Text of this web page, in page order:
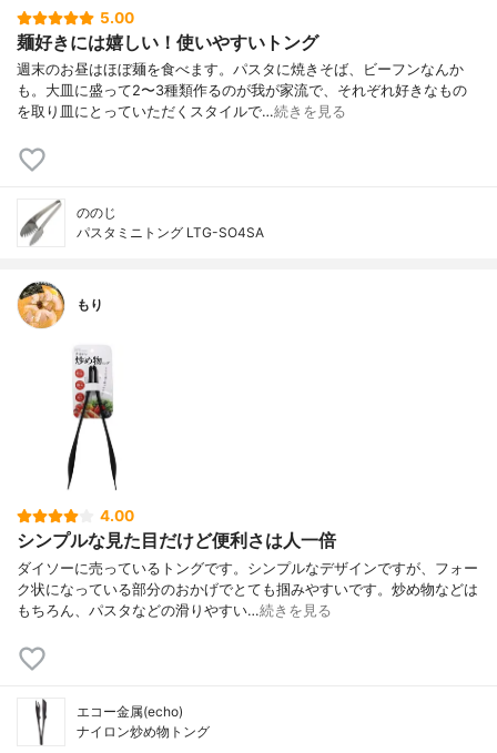
5.00
麺好きには嬉しい！使いやすいトング
週末のお昼はほぼ麺を食べます。パスタに焼きそば、ビーフンなんか
も。大皿に盛って2〜3種類作るのが我が家流で、それぞれ好きなもの
を取り皿にとっていただくスタイルで…続きを見る
ののじ
パスタミニトング LTG-SO4SA
もり
4.00
シンプルな見た目だけど便利さは人一倍
ダイソーに売っているトングです。シンプルなデザインですが、フォー
ク状になっている部分のおかげでとても掴みやすいです。炒め物などは
もちろん、パスタなどの滑りやすい…続きを見る
エコー金属(echo)
ナイロン炒め物トング